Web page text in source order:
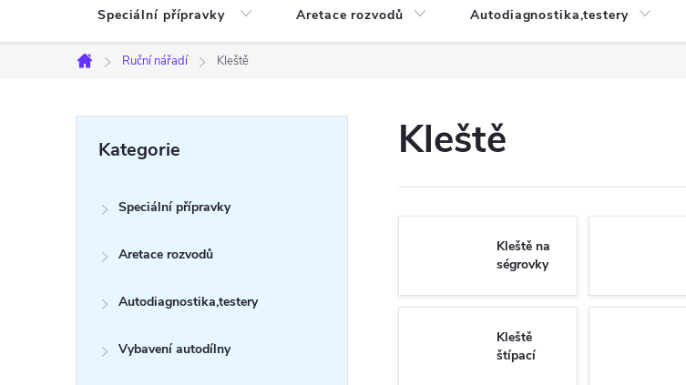
Speciální přípravky Aretace rozvodů Autodiagnostika,testery
Domů
Ruční nářadí Kleště
kategorie
Kategorie
Speciální přípravky
Aretace rozvodů
Autodiagnostika,testery
Vybavení autodílny
Kleště
Kleště na
ségrovky
Kleště
štípací